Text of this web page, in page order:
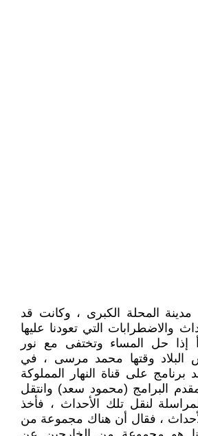
المحلة الكبرى ، وكانت قد
والاضطرابات التي تعودنا عليها
إذا حل المساء وتختفى مع نور
البلاد وقتها محمد مرسى ، في
على قناة النهار المملوكة
البرامج (محمود سعد) وانتقل
لنقل تلك الأحداث ، فأخذ
، فقال أن هناك مجموعة من